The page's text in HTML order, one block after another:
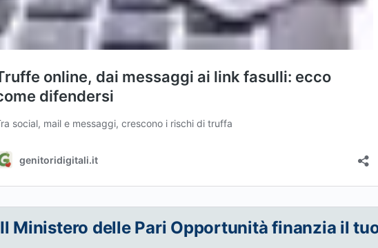
Il Ministero delle Pari Opportunità finanzia il